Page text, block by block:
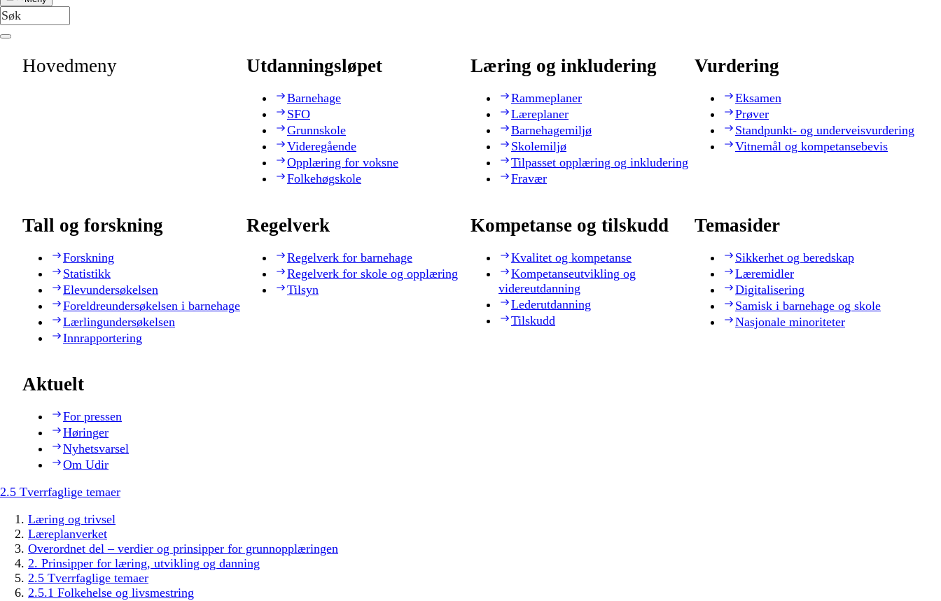
Hovedmeny Utdanningsløpet
Barnehage
SFO
Grunnskole
Videregående
Opplæring for voksne
Folkehøgskole
Læring og inkludering
Rammeplaner
Læreplaner
Barnehagemiljø
Skolemiljø
Tilpasset opplæring og inkludering
Fravær
Vurdering
Eksamen
Prøver
Standpunkt- og underveisvurdering
Vitnemål og kompetansebevis
Tall og forskning
Forskning
Statistikk
Elevundersøkelsen
Foreldreundersøkelsen i barnehage
Lærlingundersøkelsen
Innrapportering
Regelverk
Regelverk for barnehage
Regelverk for skole og opplæring
Tilsyn
Kompetanse og tilskudd
Kvalitet og kompetanse
Kompetanseutvikling og
videreutdanning
Lederutdanning
Tilskudd
Temasider
Sikkerhet og beredskap
Læremidler
Digitalisering
Samisk i barnehage og skole
Nasjonale minoriteter
Aktuelt
For pressen
Høringer
Nyhetsvarsel
Om Udir
2.5 Tverrfaglige temaer
Læring og trivsel
Læreplanverket
Overordnet del – verdier og prinsipper for grunnopplæringen
2. Prinsipper for læring, utvikling og danning
2.5 Tverrfaglige temaer
2.5.1 Folkehelse og livsmestring